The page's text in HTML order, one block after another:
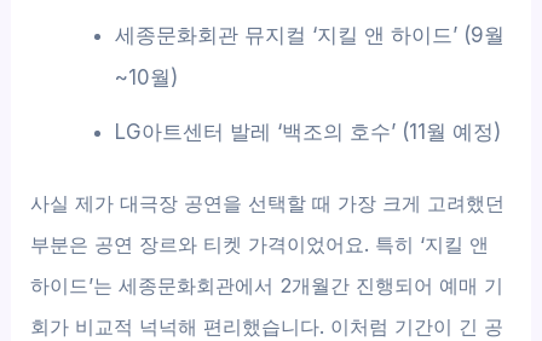
세종문화회관 뮤지컬 ‘지킬 앤 하이드’ (9월
~10월)
LG아트센터 발레 ‘백조의 호수’ (11월 예정)
사실 제가 대극장 공연을 선택할 때 가장 크게 고려했던
부분은 공연 장르와 티켓 가격이었어요. 특히 ‘지킬 앤
하이드’는 세종문화회관에서 2개월간 진행되어 예매 기
회가 비교적 넉넉해 편리했습니다. 이처럼 기간이 긴 공